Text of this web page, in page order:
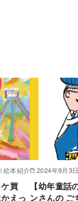
絵本紹介
買
えっ
2024年9月3日
【幼年童話
ンさんの ご